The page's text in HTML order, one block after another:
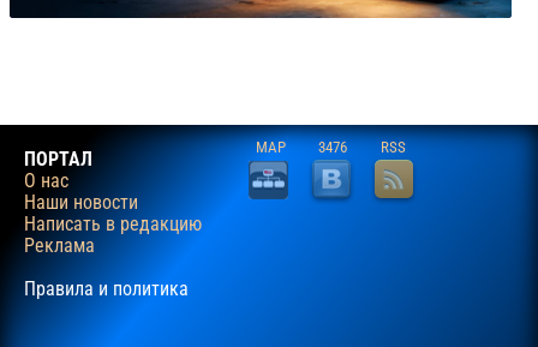
ПОРТАЛ
О нас
Наши новости
Написать в редакцию
Реклама
Правила и политика
MAP 3476 RSS